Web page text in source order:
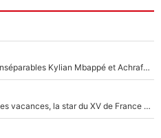
Loin du Real Madrid et du PSG, les inséparables Kylian Mbappé et Achraf Hakimi changent d'équipe le temps d'une journée !
Antoine Dupont en deuil : Pendant ses vacances, la star du XV de France a perdu sa grand-mère